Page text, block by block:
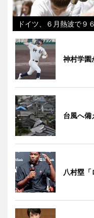
ドイツ、６月熱波で９
神村学
台風へ
八村塁「